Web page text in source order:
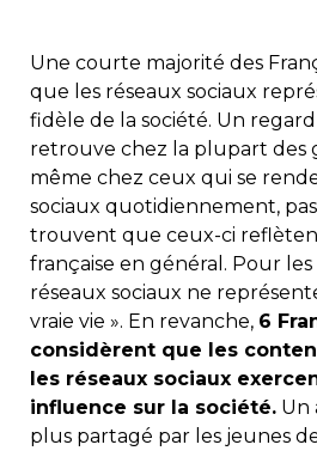
Une courte majorité des
que les réseaux sociaux
fidèle de la société. Un
retrouve chez la plupart des
même chez ceux qui se
sociaux quotidiennement,
trouvent que ceux-ci
française en général. Pour les
réseaux sociaux ne
vraie vie ». En revanche, 6
considèrent que les
les réseaux sociaux
influence sur la société. Un
plus partagé par les jeunes de